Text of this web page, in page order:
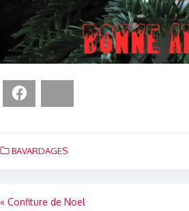
BAVARDAGES
Navigation
« Confiture de Noel